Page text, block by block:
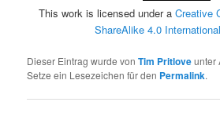
This work is licensed under a Creative
ShareAlike 4.0
Dieser Eintrag wurde vonTim Pritloveunter
Setze ein Lesezeichen für den Permalink.